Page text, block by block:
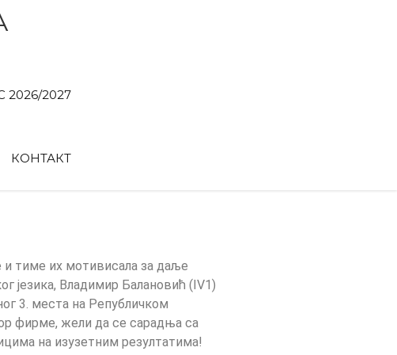
2026/2027
КОНТАКТ
и тиме их мотивисала за даље
језика, Владимир Балановић (IV1)
3. места на Републичком
фирме, жели да се сарадња са
на изузетним резултатима!